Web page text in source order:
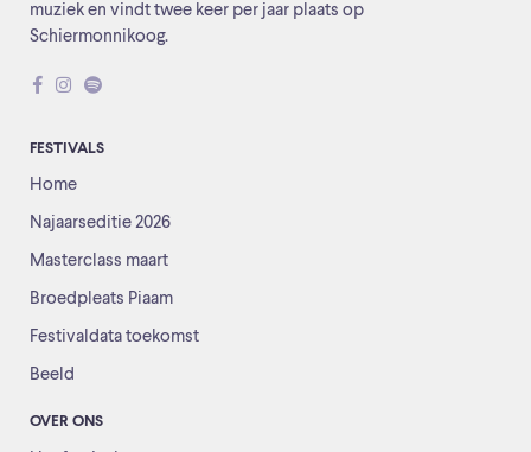
muziek en vindt twee keer per jaar plaats op
Schiermonnikoog.
FESTIVALS
Home
Najaarseditie 2026
Masterclass maart
Broedpleats Piaam
Festivaldata toekomst
Beeld
OVER ONS